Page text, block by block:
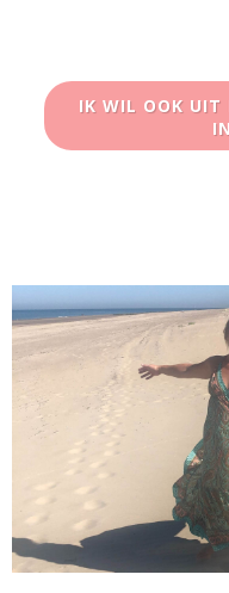
IK WIL OOK UIT